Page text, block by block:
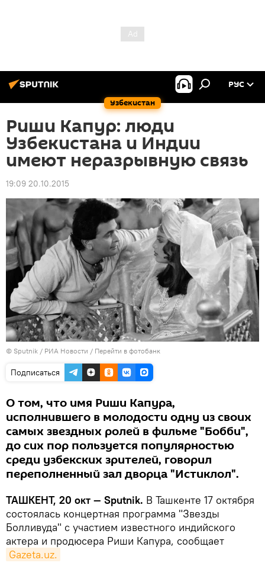
Узбекистан
РУС
Риши Капур: люди
Узбекистана и Индии
имеют неразрывную связь
19:09 20.10.2015
© Sputnik / РИА Новости / Перейти в фотобанк
Подписаться
О том, что имя Риши Капура,
исполнившего в молодости одну из своих
самых звездных ролей в фильме "Бобби",
до сих пор пользуется популярностью
среди узбекских зрителей, говорил
переполненный зал дворца "Истиклол".
ТАШКЕНТ, 20 окт — Sputnik. В Ташкенте 17 октября
состоялась концертная программа "Звезды
Болливуда" с участием известного индийского
актера и продюсера Риши Капура, сообщает
Gazeta.uz.